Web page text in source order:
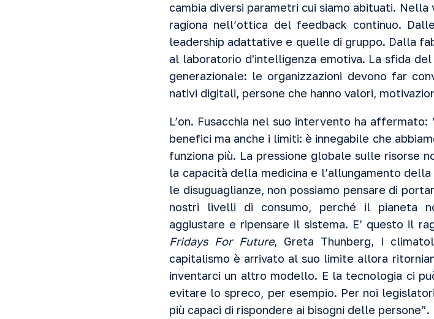
cambia diversi parametri cui siamo abituati.
ragiona nell’ottica del feedback continuo.
leadership adattative e quelle di gruppo. Dalla
al laboratorio d'intelligenza emotiva. La sfida
generazionale: le organizzazioni devono far
nativi digitali, persone che hanno valori,
L’on. Fusacchia nel suo intervento ha
benefici ma anche i limiti: è innegabile che
funziona più. La pressione globale sulle risorse
la capacità della medicina e l’allungamento
le disuguaglianze, non possiamo pensare di
nostri livelli di consumo, perché il pianeta
aggiustare e ripensare il sistema. E’ questo il
Fridays For Future, Greta Thunberg, i
capitalismo è arrivato al suo limite allora
inventarci un altro modello. E la tecnologia ci
evitare lo spreco, per esempio. Per noi
più capaci di rispondere ai bisogni delle persone”.